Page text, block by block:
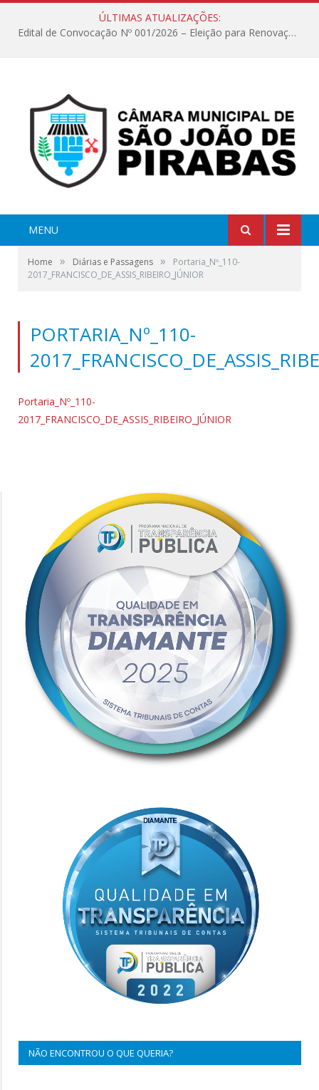
ÚLTIMAS ATUALIZAÇÕES:
Edital de Convocação Nº 001/2026 – Eleição para Renovação da Mesa Diretora – Biênio 2027/2028
MENU
Home » Diárias e Passagens »
Portaria_Nº_110-
2017_FRANCISCO_DE_ASSIS_RIBEIRO_JÚNIOR
PORTARIA_Nº_110-
Portaria_Nº_110-
2017_FRANCISCO_DE_ASSIS_RIBEIRO_JÚNIOR
NÃO ENCONTROU O QUE QUERIA?